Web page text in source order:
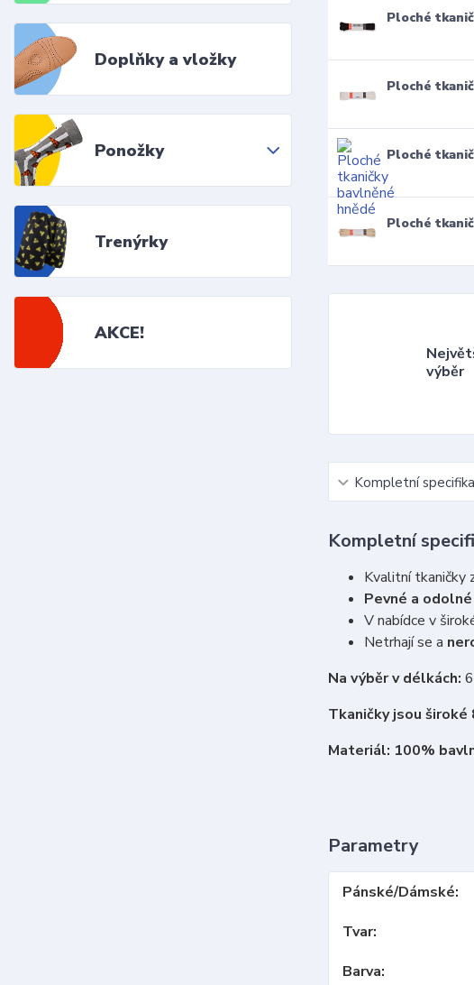
Doplňky a vložky
Ponožky
Trenýrky
AKCE!
Ploché
Ploché
Ploché
Ploché
výběr
Kompletní
Kompletní
Kvalitní tkaničky
Pevné a odolné
V nabídce v
Netrhají se a
Na výběr v délkách:
Tkaničky jsou široké
Materiál: 100%
Parametry
Pánské/Dámské
Tvar
Barva